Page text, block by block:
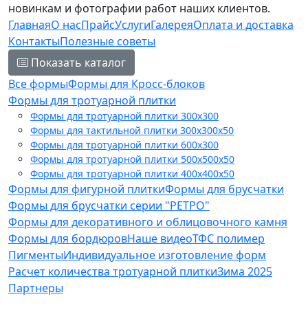
новинкам и фотографии работ наших клиентов.
ГлавнаяО насПрайсУслугиГалереяОплата и доставка
КонтактыПолезные советы
Показать каталог
Все формыФормы для Кросс-блоков
Формы для тротуарной плитки
Формы для тротуарной плитки 300x300
Формы для тактильной плитки 300х300х50
Формы для тротуарной плитки 600x300
Формы для тротуарной плитки 500x500x50
Формы для тротуарной плитки 400x400x50
Формы для фигурной плиткиФормы для брусчатки
Формы для брусчатки серии "РЕТРО"
Формы для декоративного и облицовочного камня
Формы для бордюровНаше видеоТФС полимер
ПигментыИндивидуальное изготовление форм
Расчет количества тротуарной плиткиЗима 2025
Партнеры